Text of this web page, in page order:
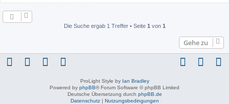
Die Suche ergab 1 Treffer • Seite 1 von 1
Gehe zu
ProLight Style by Ian Bradley
Powered by phpBB® Forum Software © phpBB Limited
Deutsche Übersetzung durch phpBB.de
Datenschutz| Nutzungsbedingungen